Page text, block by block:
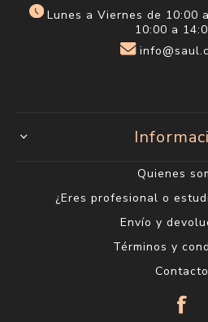
Lunes a Viernes de 10:00
10:00 a
Quienes
¿Eres profesional o
Envío y
Términos y
Contacto